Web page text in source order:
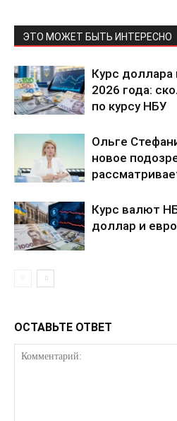
О нас
Связаться с нами
Отказ от ответственности
Подписка
Реклама
ЭТО МОЖЕТ БЫТЬ ИНТЕРЕСНО
Курс доллара
2026 года:
по курсу НБУ
Ольге
новое
Курс валют
доллар и
ОСТАВЬТЕ ОТВЕТ